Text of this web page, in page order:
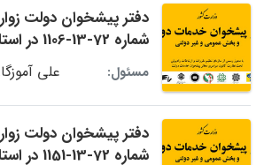
دفتر پیشخوان دولت
شماره 72-13-1106 در استان اصفهان
مسئول: علی
دفتر پیشخوان دولت
شماره 72-13-1151 در استان اصفهان